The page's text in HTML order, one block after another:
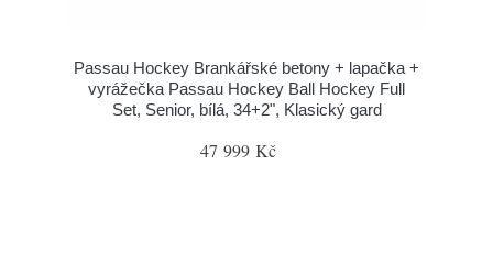
Passau Hockey Brankářské betony + lapačka +
vyrážečka Passau Hockey Ball Hockey Full
Set, Senior, bílá, 34+2", Klasický gard
47 999 Kč